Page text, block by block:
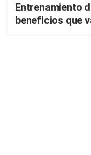
Entrenamiento
beneficios que